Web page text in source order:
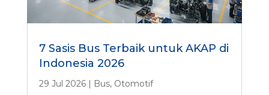
7 Sasis Bus Terbaik untuk AKAP di
Indonesia 2026
29 Jul 2026| Bus, Otomotif